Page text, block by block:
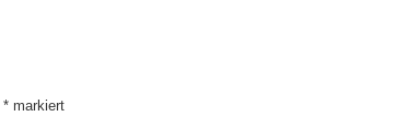
* markiert